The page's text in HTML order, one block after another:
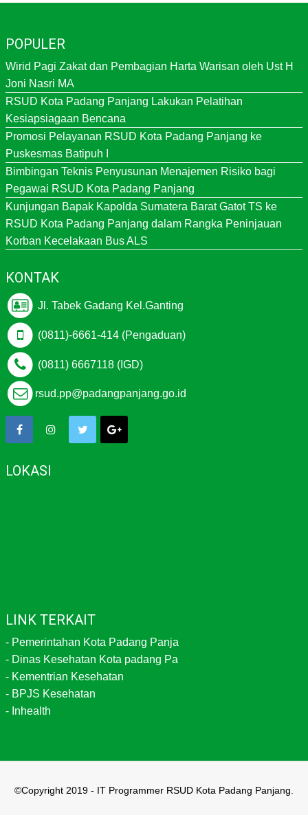
POPULER
Wirid Pagi Zakat dan Pembagian Harta Warisan oleh Ust H
Joni Nasri MA
RSUD Kota Padang Panjang Lakukan Pelatihan
Kesiapsiagaan Bencana
Promosi Pelayanan RSUD Kota Padang Panjang ke
Puskesmas Batipuh I
Bimbingan Teknis Penyusunan Menajemen Risiko bagi
Pegawai RSUD Kota Padang Panjang
Kunjungan Bapak Kapolda Sumatera Barat Gatot TS ke
RSUD Kota Padang Panjang dalam Rangka Peninjauan
Korban Kecelakaan Bus ALS
KONTAK
Jl. Tabek Gadang Kel.Ganting
(0811)-6661-414 (Pengaduan)
(0811) 6667118 (IGD)
rsud.pp@padangpanjang.go.id
LOKASI
LINK TERKAIT
- Pemerintahan Kota Padang Panja
- Dinas Kesehatan Kota padang Pa
- Kementrian Kesehatan
- BPJS Kesehatan
- Inhealth
©Copyright 2019 - IT Programmer RSUD Kota Padang Panjang.